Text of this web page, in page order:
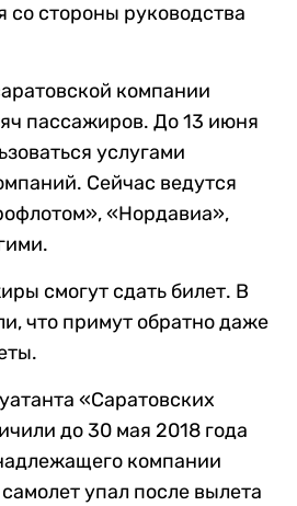
со стороны руководства
компании
пассажиров. До 13 июня
услугами
Сейчас ведутся
«Нордавиа»,
смогут сдать билет. В
что примут обратно даже
«Саратовских
до 30 мая 2018 года
компании
упал после вылета